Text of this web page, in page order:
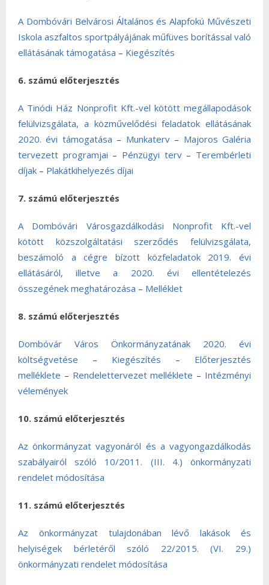
A Dombóvári Belvárosi Általános és Alapfokú Művészeti
Iskola aszfaltos sportpályájának műfüves borítással való
ellátásának támogatása – Kiegészítés
6. számú előterjesztés
A Tinódi Ház Nonprofit Kft.-vel kötött megállapodások
felülvizsgálata, a közművelődési feladatok ellátásának
2020. évi támogatása – Munkaterv – Majoros Galéria
tervezett programjai – Pénzügyi terv– Terembérleti
díjak – Plakátkihelyezés díjai
7. számú előterjesztés
A Dombóvári Városgazdálkodási Nonprofit Kft.-vel
kötött közszolgáltatási szerződés felülvizsgálata,
beszámoló a cégre bízott közfeladatok 2019. évi
ellátásáról, illetve a 2020. évi ellentételezés
összegének meghatározása – Melléklet
8. számú előterjesztés
Dombóvár Város Önkormányzatának 2020. évi
költségvetése – Kiegészítés – Előterjesztés
melléklete – Rendelettervezet melléklete – Intézményi
vélemények
10. számú előterjesztés
Az önkormányzat vagyonáról és a vagyongazdálkodás
szabályairól szóló 10/2011. (III. 4.) önkormányzati
rendelet módosítása
11. számú előterjesztés
Az önkormányzat tulajdonában lévő lakások és
helyiségek bérletéről szóló 22/2015. (VI. 29.)
önkormányzati rendelet módosítása